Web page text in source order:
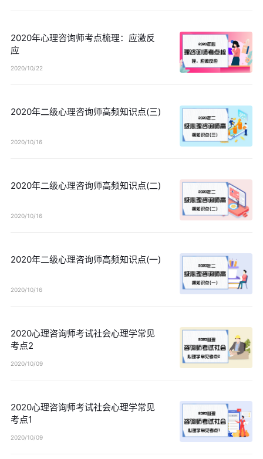
2020年心理咨询师考点梳理：应激反
应
2020/10/22
2020年二级心理咨询师高频知识点(三)
2020/10/16
2020年二级心理咨询师高频知识点(二)
2020/10/16
2020年二级心理咨询师高频知识点(一)
2020/10/16
2020心理咨询师考试社会心理学常见
考点2
2020/10/09
2020心理咨询师考试社会心理学常见
考点1
2020/10/09